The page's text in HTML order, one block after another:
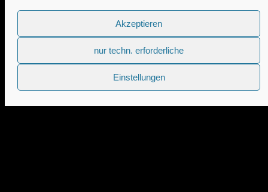
Akzeptieren
nur techn. erforderliche
Einstellungen